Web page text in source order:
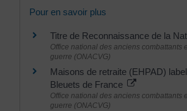
Pour en savoir plus
Titre de Reconnaissance de la
Office national des anciens combattants
guerre (ONACVG)
Maisons de retraite (EHPAD)
Bleuets de France
Office national des anciens combattants
guerre (ONACVG)